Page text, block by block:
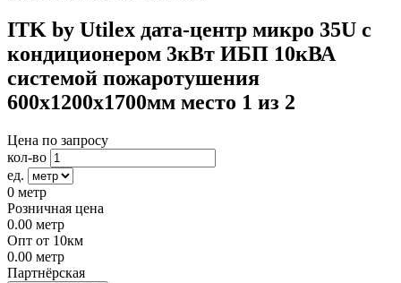
ITK by Utilex дата-центр микро 35U с
кондиционером 3кВт ИБП 10кВА
системой пожаротушения
600х1200х1700мм место 1 из 2
Цена по запросу
кол-во
ед.
0 метр
Розничная цена
0.00 метр
Опт от 10км
0.00 метр
Партнёрская